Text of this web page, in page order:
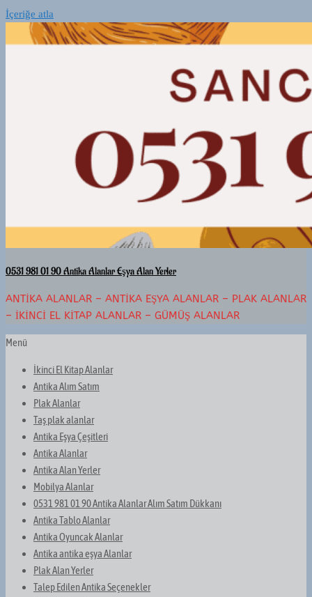
İçeriğe atla
0531 981 01 90 Antika Alanlar Eşya Alan Yerler
ANTIKA ALANLAR – ANTIKA EŞYA ALANLAR – PLAK ALANLAR
– İKINCI EL KITAP ALANLAR – GÜMÜŞ ALANLAR
Menü
İkinci El Kitap Alanlar
Antika Alım Satım
Plak Alanlar
Taş plak alanlar
Antika Eşya Çeşitleri
Antika Alanlar
Antika Alan Yerler
Mobilya Alanlar
0531 981 01 90 Antika Alanlar Alım Satım Dükkanı
Antika Tablo Alanlar
Antika Oyuncak Alanlar
Antika antika eşya Alanlar
Plak Alan Yerler
Talep Edilen Antika Seçenekler